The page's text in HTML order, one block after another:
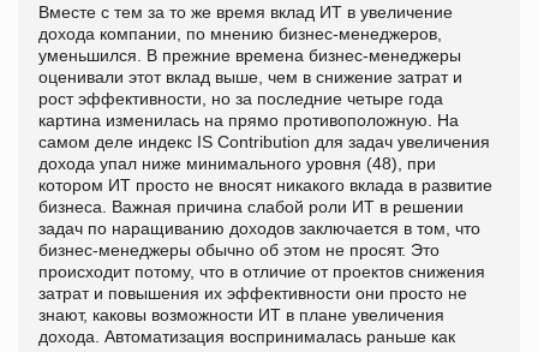
Вместе с тем за то же время вклад ИТ в увеличение
дохода компании, по мнению бизнес-менеджеров,
уменьшился. В прежние времена бизнес-менеджеры
оценивали этот вклад выше, чем в снижение затрат и
рост эффективности, но за последние четыре года
картина изменилась на прямо противоположную. На
самом деле индекс IS Contribution для задач увеличения
дохода упал ниже минимального уровня (48), при
котором ИТ просто не вносят никакого вклада в развитие
бизнеса. Важная причина слабой роли ИТ в решении
задач по наращиванию доходов заключается в том, что
бизнес-менеджеры обычно об этом не просят. Это
происходит потому, что в отличие от проектов снижения
затрат и повышения их эффективности они просто не
знают, каковы возможности ИТ в плане увеличения
дохода. Автоматизация воспринималась раньше как